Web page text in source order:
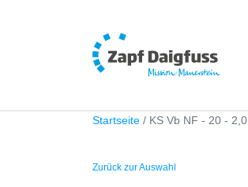
Startseite KS Vb NF - 20 - 2,0
Zurück zur Auswahl